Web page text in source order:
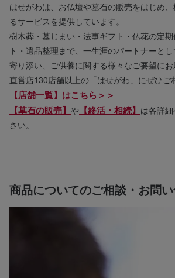
はせがわは、お仏壇や墓石の販売をはじめ
るサービスを提供しています。
樹木葬・墓じまい・法事ギフト・仏花の定
ト・遺品整理まで、一生涯のパートナーと
寄り添い、ご供養に関する様々なご要望にお
直営店130店舗以上の「はせがわ」にぜひご
【店舗一覧】はこちら＞＞
【墓石の販売】 や 【終活・相続】 は各詳
さい。
商品についてのご相談・お問